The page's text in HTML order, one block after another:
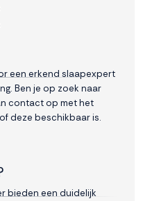
een erkend slaapexpert
Ben je op zoek naar
contact op met het
deze beschikbaar is.
bieden een duidelijk